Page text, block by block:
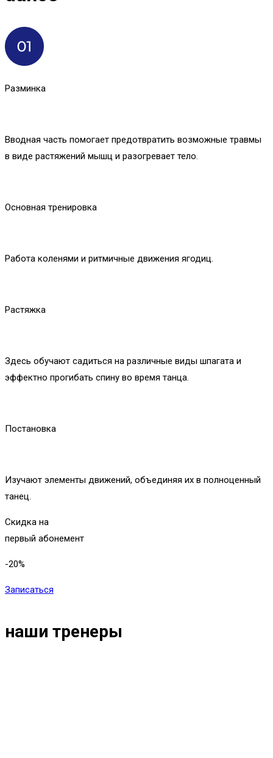
Разминка
Вводная часть помогает предотвратить возможные травмы
в виде растяжений мышц и разогревает тело.
Основная тренировка
Работа коленями и ритмичные движения ягодиц.
Растяжка
Здесь обучают садиться на различные виды шпагата и
эффектно прогибать спину во время танца.
Постановка
Изучают элементы движений, объединяя их в полноценный
танец.
Скидка на
первый абонемент
-20%
Записаться
наши тренеры